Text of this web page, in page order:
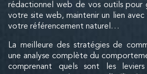
rédactionnel web de vos outils pour
votre site web, maintenir un lien avec
votre référencement naturel…
La meilleure des stratégies de
une analyse complète du
comprenant quels sont les